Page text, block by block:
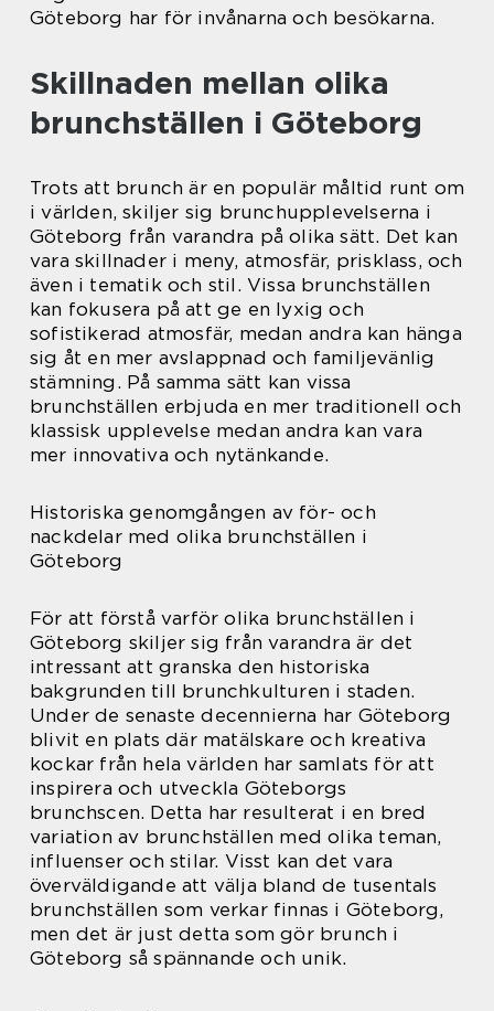
Göteborg har för invånarna och besökarna.
Skillnaden mellan olika
brunchställen i Göteborg
Trots att brunch är en populär måltid runt om
i världen, skiljer sig brunchupplevelserna i
Göteborg från varandra på olika sätt. Det kan
vara skillnader i meny, atmosfär, prisklass, och
även i tematik och stil. Vissa brunchställen
kan fokusera på att ge en lyxig och
sofistikerad atmosfär, medan andra kan hänga
sig åt en mer avslappnad och familjevänlig
stämning. På samma sätt kan vissa
brunchställen erbjuda en mer traditionell och
klassisk upplevelse medan andra kan vara
mer innovativa och nytänkande.
Historiska genomgången av för- och
nackdelar med olika brunchställen i
Göteborg
För att förstå varför olika brunchställen i
Göteborg skiljer sig från varandra är det
intressant att granska den historiska
bakgrunden till brunchkulturen i staden.
Under de senaste decennierna har Göteborg
blivit en plats där matälskare och kreativa
kockar från hela världen har samlats för att
inspirera och utveckla Göteborgs
brunchscen. Detta har resulterat i en bred
variation av brunchställen med olika teman,
influenser och stilar. Visst kan det vara
överväldigande att välja bland de tusentals
brunchställen som verkar finnas i Göteborg,
men det är just detta som gör brunch i
Göteborg så spännande och unik.